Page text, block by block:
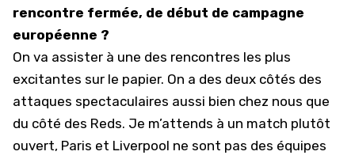
rencontre fermée, de début de campagne
européenne ?
On va assister à une des rencontres les plus
excitantes sur le papier. On a des deux côtés des
attaques spectaculaires aussi bien chez nous que
du côté des Reds. Je m’attends à un match plutôt
ouvert, Paris et Liverpool ne sont pas des équipes